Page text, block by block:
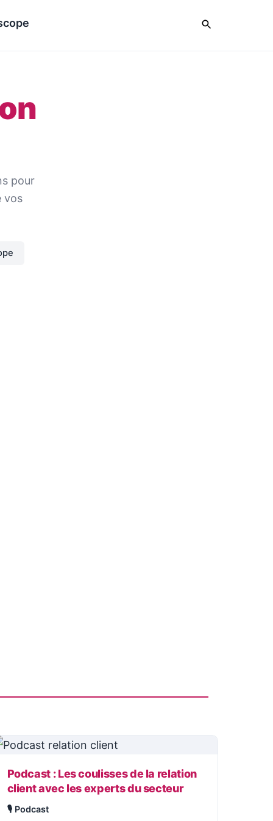
pour
vos
Podcast : Les coulisses de la relation
client avec les experts du secteur
🎙️ Podcast